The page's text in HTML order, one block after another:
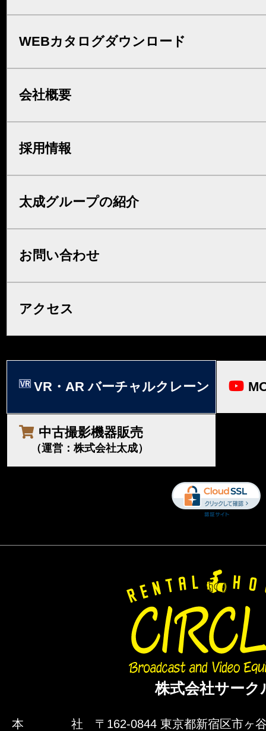
WEBカタログダウンロード
会社概要
採用情報
太成グループの紹介
お問い合わせ
アクセス
VR・AR バーチャルクレーン
中古撮影機器販売
（運営：株式会社太成）
株式会社サーク
本 社
〒162-0844 東京都新宿区市ヶ